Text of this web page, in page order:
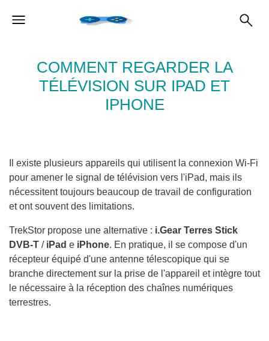
COMMENT REGARDER LA
TÉLÉVISION SUR IPAD ET
IPHONE
Il existe plusieurs appareils qui utilisent la connexion Wi-Fi
pour amener le signal de télévision vers l'iPad, mais ils
nécessitent toujours beaucoup de travail de configuration
et ont souvent des limitations.
TrekStor propose une alternative : i.Gear Terres Stick
DVB-T / iPad e iPhone. En pratique, il se compose d'un
récepteur équipé d'une antenne télescopique qui se
branche directement sur la prise de l'appareil et intègre tout
le nécessaire à la réception des chaînes numériques
terrestres.